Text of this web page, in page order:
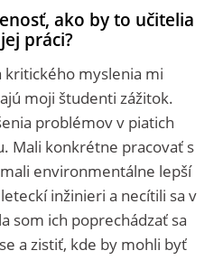
ako by to učitelia
práci?
kritického myslenia mi
moji študenti zážitok.
problémov v piatich
Mali konkrétne pracovať s
environmentálne lepší
inžinieri a necítili sa v
som ich poprechádzať sa
a zistiť, kde by mohli byť